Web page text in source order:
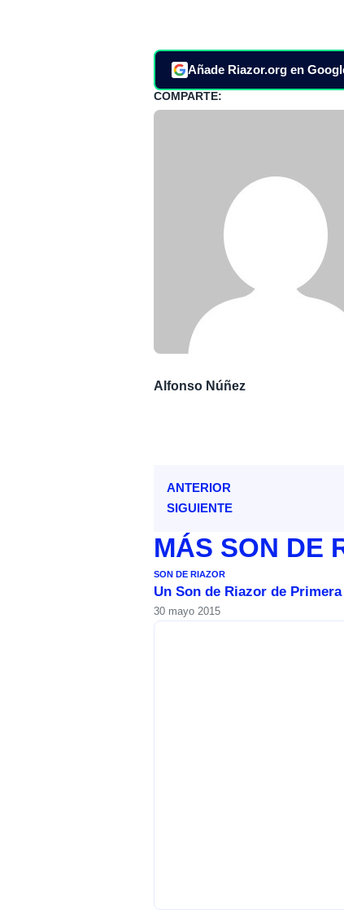
Añade Riazor.org en
COMPARTE:
Alfonso Núñez
ANTERIOR
SIGUIENTE
MÁS SON DE
SON DE RIAZOR
Un Son de Riazor de Primera
30 mayo 2015